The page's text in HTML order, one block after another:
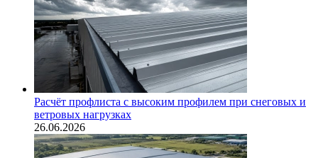
Расчёт профлиста с высоким профилем при снеговых и
ветровых нагрузках
26.06.2026